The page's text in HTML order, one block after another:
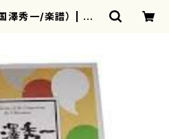
澤秀一/楽譜） | mo